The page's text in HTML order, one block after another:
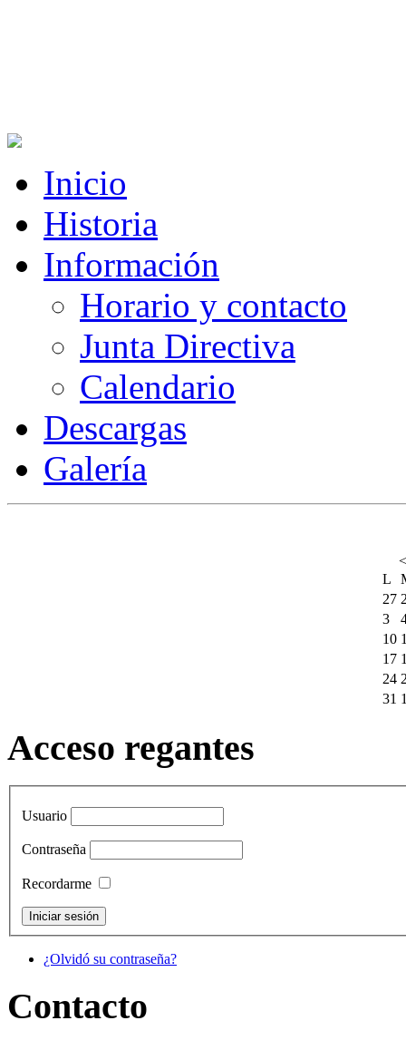
Inicio
Historia
Información
Horario y contacto
Junta Directiva
Calendario
Descargas
Galería
<
L
27
3
10
17
24
31
Acceso regantes
Usuario
Contraseña
Recordarme
¿Olvidó su contraseña?
Contacto